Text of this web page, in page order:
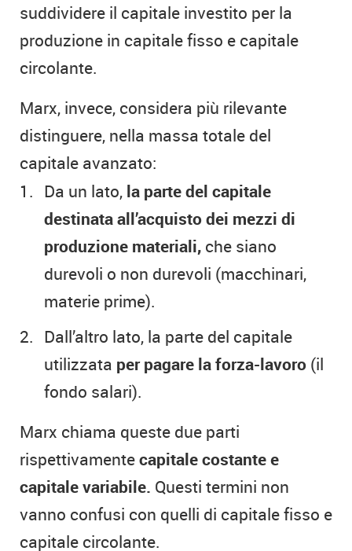
suddividere il capitale investito per la
produzione in capitale fisso e capitale
circolante.
Marx, invece, considera più rilevante
distinguere, nella massa totale del
capitale avanzato:
Da un lato, la parte del capitale
destinata all’acquisto dei mezzi di
produzione materiali, che siano
durevoli o non durevoli (macchinari,
materie prime).
Dall’altro lato, la parte del capitale
utilizzata per pagare la forza-lavoro (il
fondo salari).
Marx chiama queste due parti
rispettivamentecapitale costante e
capitale variabile. Questi termini non
vanno confusi con quelli di capitale fisso e
capitale circolante.